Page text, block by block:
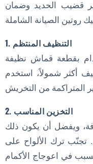
قضيب الحديد وضمان
1. التنظيف المنتظم
بقطعة قماش نظيفة
أكثر شمولاً، استخدم
2. التخزين المناسب
ويفضل أن يكون ذلك
ترك الألواح على
في اعوجاج الأكمام